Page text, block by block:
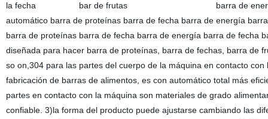
la fecha bar de frutas barra de
automático barra de proteínas barra de fecha barra de energía
barra de proteínas barra de fecha barra de energía barra de fecha
diseñada para hacer barra de proteínas, barra de fechas, barra de
so on,304 para las partes del cuerpo de la máquina en contacto
fabricación de barras de alimentos, es con automático total más
partes en contacto con la máquina son materiales de grado
confiable. 3)la forma del producto puede ajustarse cambiando las